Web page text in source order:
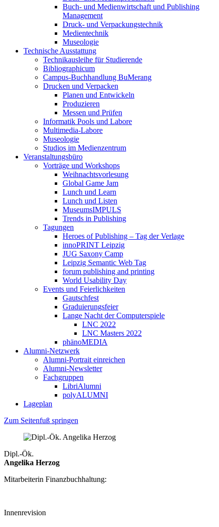
Buch- und Medienwirtschaft und Publishing
Management
Druck- und Verpackungstechnik
Medientechnik
Museologie
Technische Ausstattung
Technikausleihe für Studierende
Bibliographicum
Campus-Buchhandlung BuMerang
Drucken und Verpacken
Planen und Entwickeln
Produzieren
Messen und Prüfen
Informatik Pools und Labore
Multimedia-Labore
Museologie
Studios im Medienzentrum
Veranstaltungsbüro
Vorträge und Workshops
Weihnachtsvorlesung
Global Game Jam
Lunch und Learn
Lunch und Listen
MuseumsIMPULS
Trends in Publishing
Tagungen
Heroes of Publishing – Tag der Verlage
innoPRINT Leipzig
JUG Saxony Camp
Leipzig Semantic Web Tag
forum publishing and printing
World Usability Day
Events und Feierlichkeiten
Gautschfest
Graduierungsfeier
Lange Nacht der Computerspiele
LNC 2022
LNC Masters 2022
phänoMEDIA
Alumni-Netzwerk
Alumni-Portrait einreichen
Alumni-Newsletter
Fachgruppen
LibriAlumni
polyALUMNI
Lageplan
Zum Seitenfuß springen
Dipl.-Ök.
Angelika Herzog
Mitarbeiterin Finanzbuchhaltung:
Innenrevision